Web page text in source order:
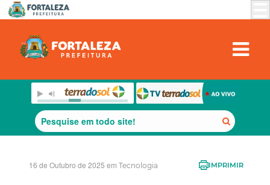
16 de Outubro de 2025 em Tecnologia IMPRIMIR